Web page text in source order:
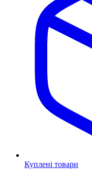
Куплені товари